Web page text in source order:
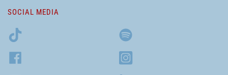
SOCIAL MEDIA